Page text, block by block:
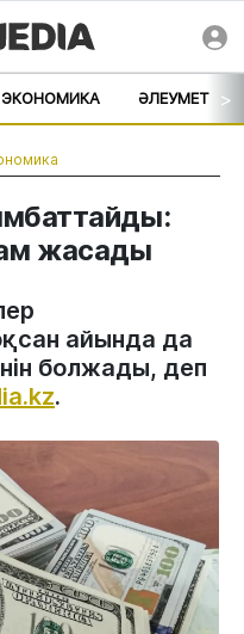
ЭКОНОМИКА ӘЛЕУМЕТ >
жасады
айында да
болжады, деп
.